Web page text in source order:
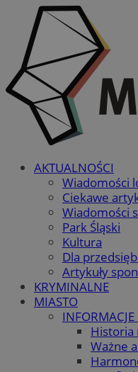
AKTUALNOŚCI
Wiadomości
Ciekawe
Wiadomości
Park Śląski
Kultura
Dla
Artykuły
KRYMINALNE
MIASTO
Historia
Ważne